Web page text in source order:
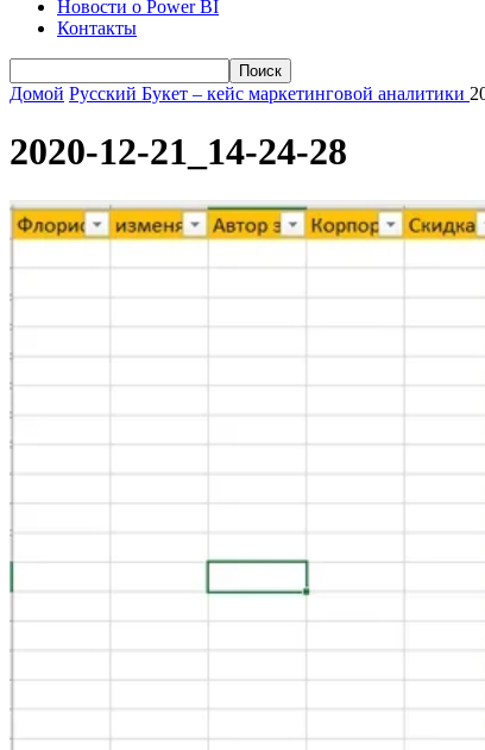
Новости о Power BI
Контакты
Домой Русский Букет – кейс маркетинговой аналитики
2020-12-21_14-24-28